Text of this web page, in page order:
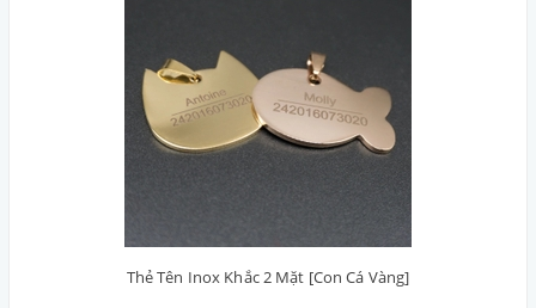
Thẻ Tên Inox Khắc 2 Mặt [Con Cá Vàng]